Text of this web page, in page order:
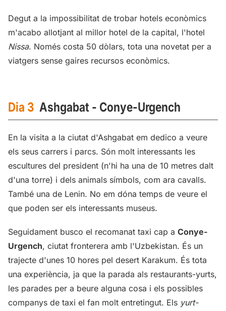
Degut a la impossibilitat de trobar hotels econòmics
m'acabo allotjant al millor hotel de la capital, l'hotel
Nissa. Només costa 50 dòlars, tota una novetat per a
viatgers sense gaires recursos econòmics.
Dia 3 Ashgabat - Conye-Urgench
En la visita a la ciutat d'Ashgabat em dedico a veure
els seus carrers i parcs. Són molt interessants les
escultures del president (n'hi ha una de 10 metres dalt
d'una torre) i dels animals símbols, com ara cavalls.
També una de Lenin. No em dóna temps de veure el
que poden ser els interessants museus.
Seguidament busco el recomanat taxi cap a Conye-
Urgench, ciutat fronterera amb l'Uzbekistan. És un
trajecte d'unes 10 hores pel desert Karakum. És tota
una experiència, ja que la parada als restaurants-yurts,
les parades per a beure alguna cosa i els possibles
companys de taxi el fan molt entretingut. Els yurt-